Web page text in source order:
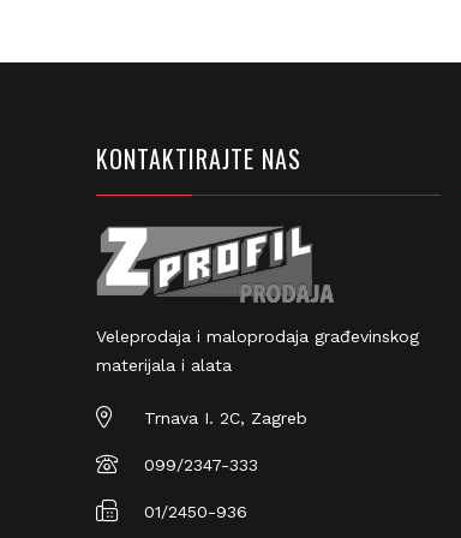
KONTAKTIRAJTE NAS
Veleprodaja i maloprodaja građevinskog
materijala i alata
Trnava I. 2C, Zagreb
099/2347-333
01/2450-936